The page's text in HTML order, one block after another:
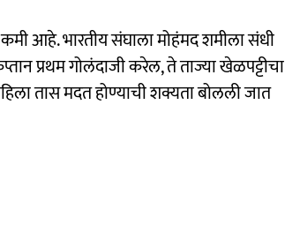
आहे. भारतीय संघाला मोहंमद शमीला संधी
प्रथम गोलंदाजी करेल, ते ताज्या खेळपट्टीचा
तास मदत होण्याची शक्यता बोलली जात